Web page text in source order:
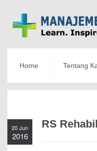
Home Tentang
20 Jun
2016
RS